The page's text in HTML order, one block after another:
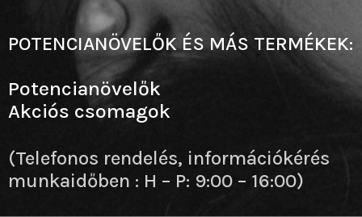
POTENCIANÖVELŐK ÉS MÁS TERMÉKEK:
Potencianövelők
Akciós csomagok
(Telefonos rendelés, információkérés
munkaidőben : H – P: 9:00 – 16:00)